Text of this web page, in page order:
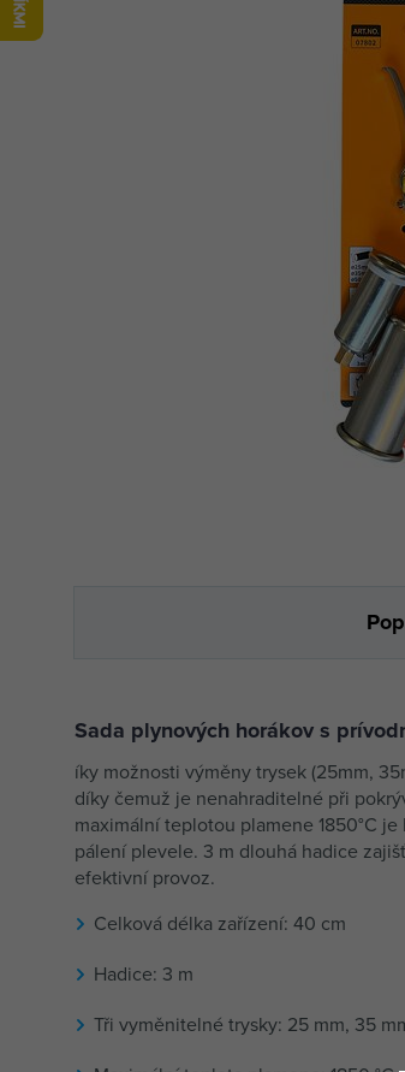
Sada plynových horákov s
íky možnosti výměny trysek (25mm,
díky čemuž je nenahraditelné při
maximální teplotou plamene 1850°C
pálení plevele. 3 m dlouhá hadice
efektivní provoz.
Celková délka zařízení: 40 cm
Hadice: 3 m
Tři vyměnitelné trysky: 25 mm, 35